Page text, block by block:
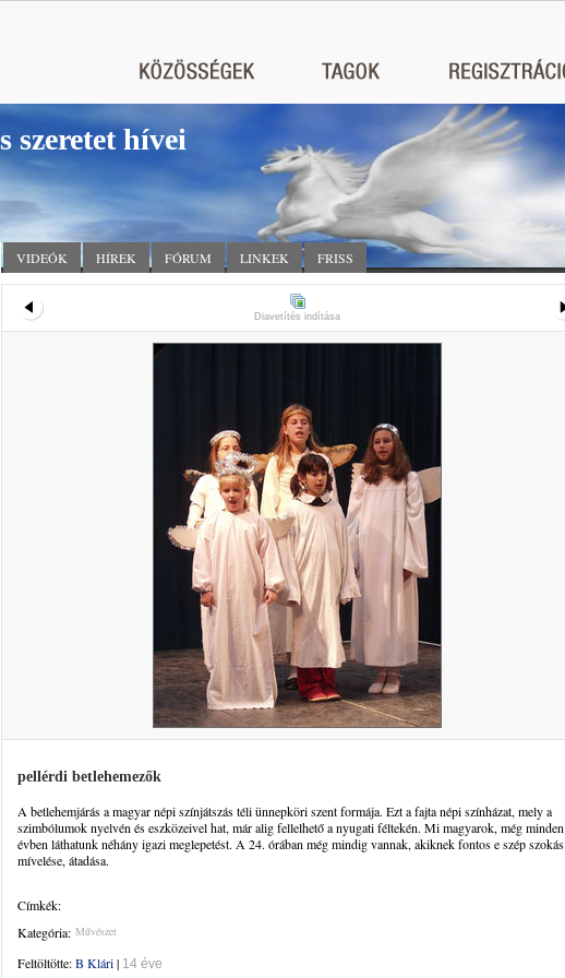
szeretet hívei
VIDEÓK HÍREK FÓRUM LINKEK FRISS
Diavetítés indítása
pellérdi betlehemezők
A betlehemjárás a magyar népi színjátszás téli ünnepköri szent formája. Ezt a fajta népi színházat, mely a
szimbólumok nyelvén és eszközeivel hat, már alig fellelhető a nyugati féltekén. Mi magyarok, még minden
évben láthatunk néhány igazi meglepetést. A 24. órában még mindig vannak, akiknek fontos e szép szokás
mívelése, átadása.
Címkék:
Kategória: Művészet
Feltöltötte:B Klári| 14 éve